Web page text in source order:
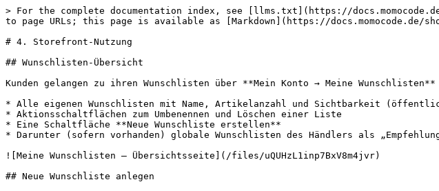
> For the complete documentation index, see [llms.txt](https://
to page URLs; this page is available as [Markdown](https://docs.momocode.de/
# 4. Storefront-Nutzung
## Wunschlisten-Übersicht
Kunden gelangen zu ihren Wunschlisten über **Mein Konto → Meine
* Alle eigenen Wunschlisten mit Name, Artikelanzahl und Sichtbarkeit
* Aktionsschaltflächen zum Umbenennen und Löschen einer Liste
* Eine Schaltfläche **Neue Wunschliste erstellen**
* Darunter (sofern vorhanden) globale Wunschlisten des Händlers als
![Meine Wunschlisten — Übersichtsseite](/files/uQUHzL1inp7BxV8m4jvr)
## Neue Wunschliste anlegen